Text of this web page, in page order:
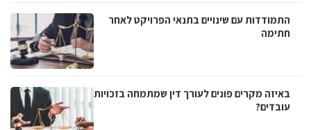
התמודדות עם שינויים בתנאי הפרויקט לאחר
חתימה
באיזה מקרים פונים לעורך דין שמתמחה בזכויות
עובדים?